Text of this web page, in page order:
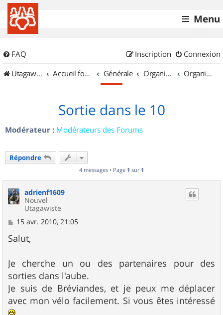
Menu
FAQ Connexion
Inscription
UtagawaVTT (Randos VTT et VTTAE avec traces GPS)
Accueil forum Générale Organisation de sorties & Recherche de partenaires Organisation de sorties en région Champagne Ardenne
Sortie dans le 10
Modérateur : Modérateurs des Forums
Répondre
4 messages • Page 1 sur 1
adrienf1609
Nouvel
Utagawiste
M
s
s
g
e
15 avr. 2010, 21:05
Salut,
Je cherche un ou des partenaires pour des
sorties dans l'aube.
Je suis de Bréviandes, et je peux me déplacer
avec mon vélo facilement. Si vous êtes intéressé